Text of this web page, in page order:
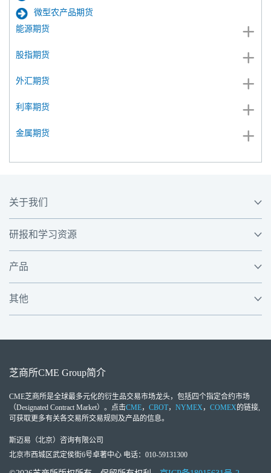
微型农产品期货
能源期货
股指期货
外汇期货
利率期货
金属期货
关于我们
研报和学习资源
产品
其他
芝商所CME Group简介
CME芝商所是全球最多元化的衍生品交易市场龙头，包括四个指定合约市场
（Designated Contract Market）。点击CME， CBOT， NYMEX， COMEX的链接,
可获取更多有关各交易所交易规则及产品的信息。
斯迈易（北京）咨询有限公司
北京市西城区武定侯街6号卓著中心 电话：010-59131300